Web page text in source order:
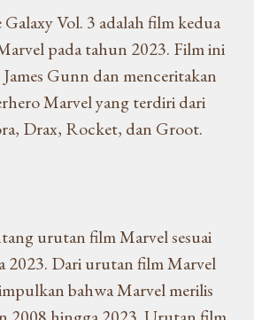
Vol. 3 adalah film kedua
pada tahun 2023. Film ini
Gunn dan menceritakan
Marvel yang terdiri dari
Drax, Rocket, dan Groot.
urutan film Marvel sesuai
2023. Dari urutan film Marvel
bahwa Marvel merilis